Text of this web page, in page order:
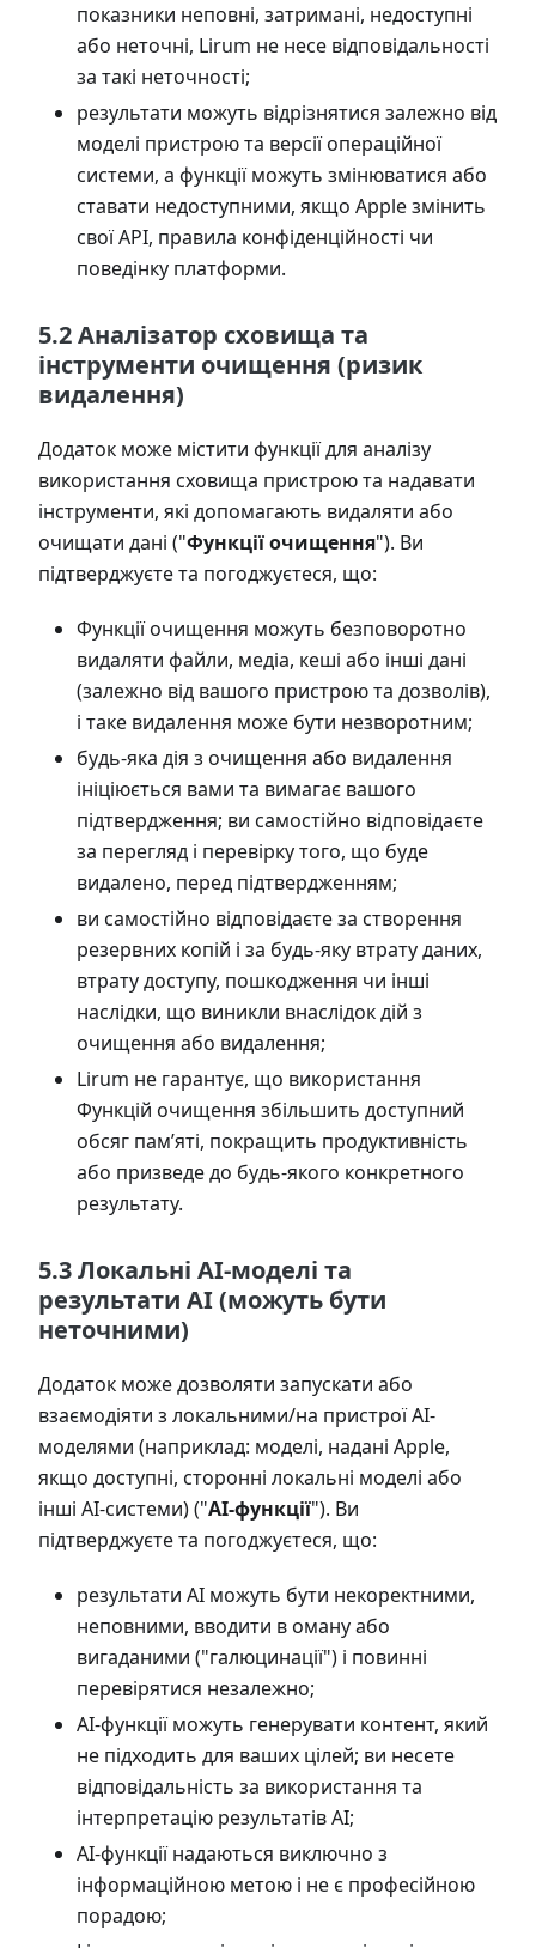
показники неповні, затримані, недоступні
або неточні, Lirum не несе відповідальності
за такі неточності;
результати можуть відрізнятися залежно від
моделі пристрою та версії операційної
системи, а функції можуть змінюватися або
ставати недоступними, якщо Apple змінить
свої API, правила конфіденційності чи
поведінку платформи.
5.2 Аналізатор сховища та
інструменти очищення (ризик
видалення)
Додаток може містити функції для аналізу
використання сховища пристрою та надавати
інструменти, які допомагають видаляти або
очищати дані ("Функції очищення"). Ви
підтверджуєте та погоджуєтеся, що:
Функції очищення можуть безповоротно
видаляти файли, медіа, кеші або інші дані
(залежно від вашого пристрою та дозволів),
і таке видалення може бути незворотним;
будь-яка дія з очищення або видалення
ініціюється вами та вимагає вашого
підтвердження; ви самостійно відповідаєте
за перегляд і перевірку того, що буде
видалено, перед підтвердженням;
ви самостійно відповідаєте за створення
резервних копій і за будь-яку втрату даних,
втрату доступу, пошкодження чи інші
наслідки, що виникли внаслідок дій з
очищення або видалення;
Lirum не гарантує, що використання
Функцій очищення збільшить доступний
обсяг пам’яті, покращить продуктивність
або призведе до будь-якого конкретного
результату.
5.3 Локальні AI-моделі та
результати AI (можуть бути
неточними)
Додаток може дозволяти запускати або
взаємодіяти з локальними/на пристрої AI-
моделями (наприклад: моделі, надані Apple,
якщо доступні, сторонні локальні моделі або
інші AI-системи) ("AI-функції"). Ви
підтверджуєте та погоджуєтеся, що:
результати AI можуть бути некоректними,
неповними, вводити в оману або
вигаданими ("галюцинації") і повинні
перевірятися незалежно;
AI-функції можуть генерувати контент, який
не підходить для ваших цілей; ви несете
відповідальність за використання та
інтерпретацію результатів AI;
AI-функції надаються виключно з
інформаційною метою і не є професійною
порадою;